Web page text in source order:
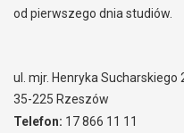
od pierwszego dnia studiów.
ul. mjr. Henryka Sucharskiego
35-225 Rzeszów
Telefon: 17 866 11 11